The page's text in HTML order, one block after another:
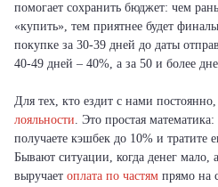
помогает сохранить бюджет: чем
«купить», тем приятнее будет
покупке за 30-39 дней до даты
40-49 дней – 40%, а за 50 и более
Для тех, кто ездит с нами постоянно,
лояльности. Это простая математика:
получаете кэшбек до 10% и тратите
Бывают ситуации, когда денег мало,
выручает оплата по частям прямо на